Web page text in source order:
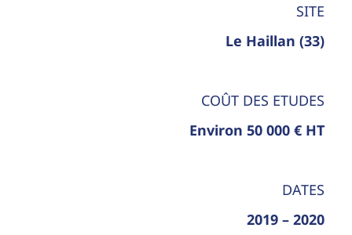
SITE
Le Haillan (33)
COÛT DES ETUDES
Environ 50 000 € HT
DATES
2019 – 2020